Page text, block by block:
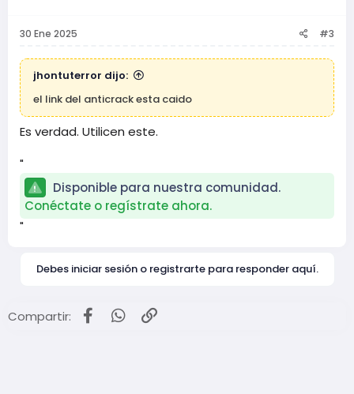
30 Ene 2025 #3
jhontuterror dijo:
el link del anticrack esta caido
Es verdad. Utilicen este.
"
Disponible para nuestra comunidad.
Conéctate o regístrate ahora.
"
Debes iniciar sesión o registrarte para responder aquí.
Compartir: FacebookWhatsApp